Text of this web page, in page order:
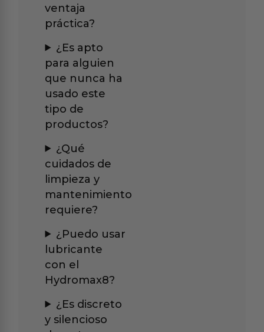
ventaja
práctica?
¿Es apto
para alguien
que nunca ha
usado este
tipo de
productos?
¿Qué
cuidados de
limpieza y
mantenimiento
requiere?
¿Puedo usar
lubricante
con el
Hydromax8?
¿Es discreto
y silencioso